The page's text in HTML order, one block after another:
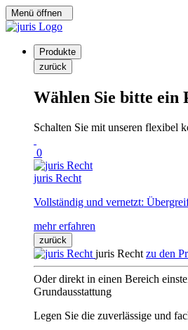
Menü öffnen
Produkte
zurück
Wählen Sie bitte ein
Schalten Sie mit unseren flexibel
0
juris Recht
Vollständig und vernetzt:
mehr erfahren
zurück
juris Recht zu den
Oder direkt in einen Bereich
Grundausstattung
Legen Sie die zuverlässige und